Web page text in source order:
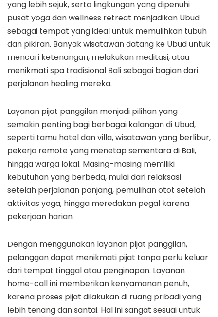
yang lebih sejuk, serta lingkungan yang dipenuhi
pusat yoga dan wellness retreat menjadikan Ubud
sebagai tempat yang ideal untuk memulihkan tubuh
dan pikiran. Banyak wisatawan datang ke Ubud untuk
mencari ketenangan, melakukan meditasi, atau
menikmati spa tradisional Bali sebagai bagian dari
perjalanan healing mereka.
Layanan pijat panggilan menjadi pilihan yang
semakin penting bagi berbagai kalangan di Ubud,
seperti tamu hotel dan villa, wisatawan yang berlibur,
pekerja remote yang menetap sementara di Bali,
hingga warga lokal. Masing-masing memiliki
kebutuhan yang berbeda, mulai dari relaksasi
setelah perjalanan panjang, pemulihan otot setelah
aktivitas yoga, hingga meredakan pegal karena
pekerjaan harian.
Dengan menggunakan layanan pijat panggilan,
pelanggan dapat menikmati pijat tanpa perlu keluar
dari tempat tinggal atau penginapan. Layanan
home-call ini memberikan kenyamanan penuh,
karena proses pijat dilakukan di ruang pribadi yang
lebih tenang dan santai. Hal ini sangat sesuai untuk